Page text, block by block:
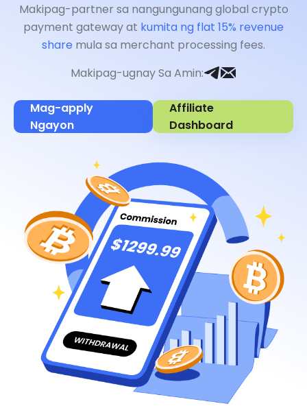
Makipag-partner sa nangungunang global crypto
payment gateway at kumita ng flat 15% revenue
share mula sa merchant processing fees.
Makipag-ugnay Sa Amin:
Mag-apply
Ngayon
Affiliate
Dashboard